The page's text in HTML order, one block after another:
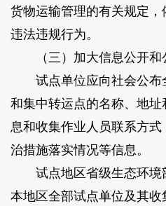
货物运输管理的有关规定
违法违规行为。
（三）加大信息公开和
试点单位应向社会公布
和集中转运点的名称、地
息和收集作业人员联系方
治措施落实情况等信息。
试点地区省级生态环境
本地区全部试点单位及其收